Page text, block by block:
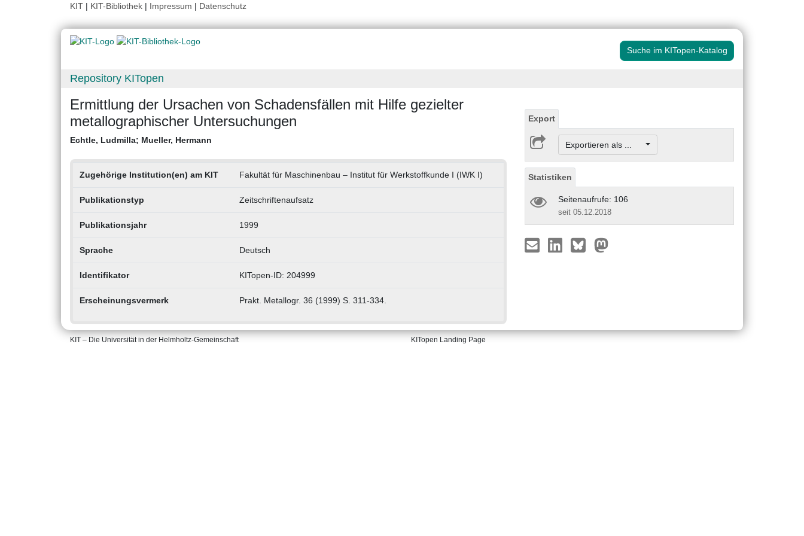
KIT | KIT-Bibliothek | Impressum | Datenschutz
Suche im KITopen-Katalog
Repository KITopen
Ermittlung der Ursachen von Schadensfällen mit Hilfe gezielter
metallographischer Untersuchungen
Echtle, Ludmilla; Mueller, Hermann
Zugehörige Institution(en) am KIT Fakultät für Maschinenbau – Institut für Werkstoffkunde I (IWK I)
Publikationstyp Zeitschriftenaufsatz
Publikationsjahr 1999
Sprache Deutsch
Identifikator KITopen-ID: 204999
Erscheinungsvermerk Prakt. Metallogr. 36 (1999) S. 311-334.
Export
Exportieren als ...
Statistiken
Seitenaufrufe: 106
seit 05.12.2018
KIT – Die Universität in der Helmholtz-Gemeinschaft KITopen Landing Page